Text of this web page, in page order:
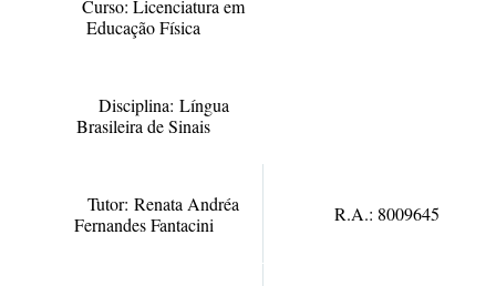
Curso: Licenciatura em
Educação Física
Disciplina: Língua
Brasileira de Sinais
Tutor: Renata Andréa
Fernandes Fantacini
R.A.: 8009645